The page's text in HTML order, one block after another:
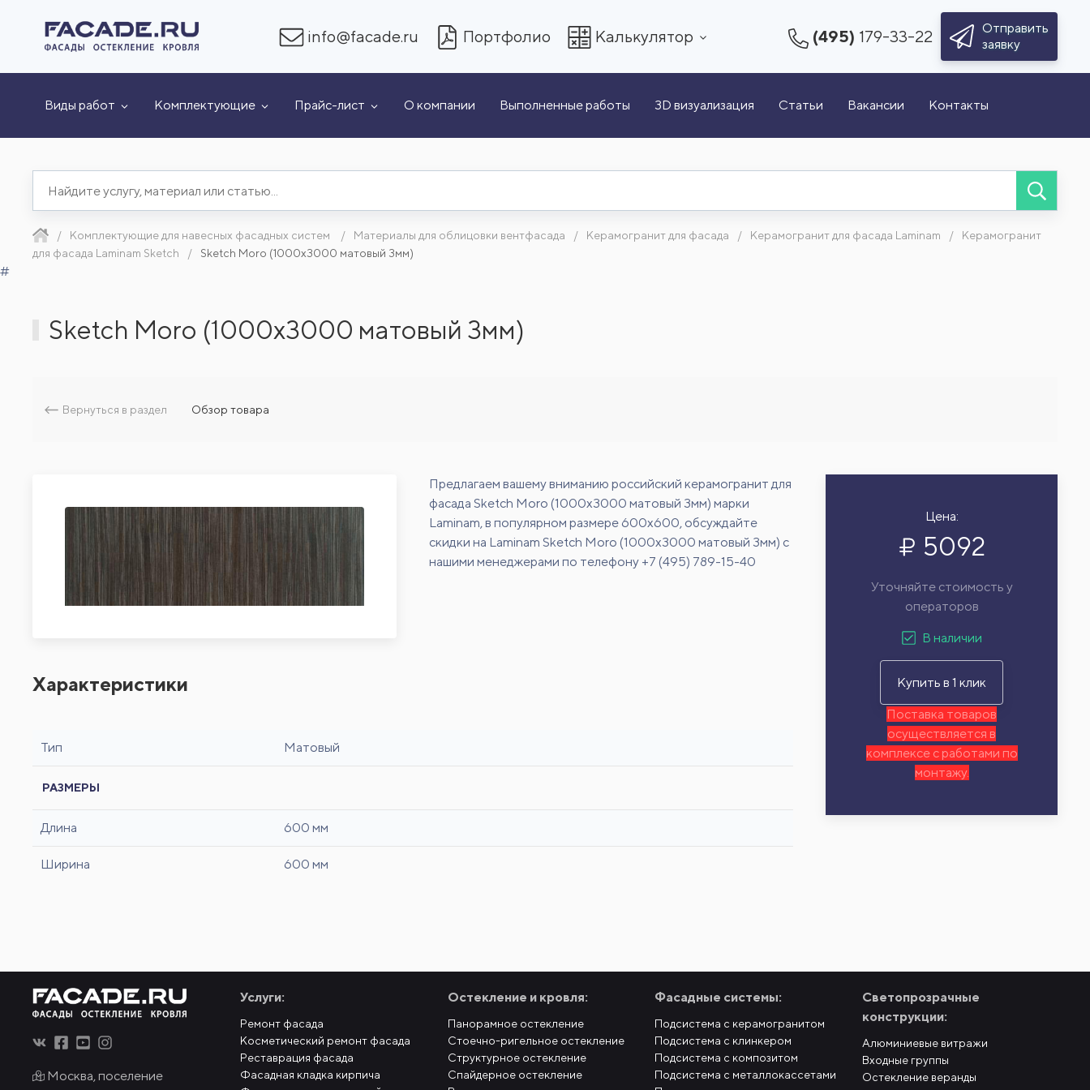
info@facade.ru Портфолио Калькулятор (495) 179-33-22
Отправить
заявку
Виды работ Комплектующие Прайс-лист О компании Выполненные работы 3D визуализация Статьи Вакансии Контакты
Комплектующие для навесных фасадных систем Материалы для облицовки вентфасада Керамогранит для фасада Керамогранит для фасада Laminam
Керамогранит
для фасада Laminam Sketch
Sketch Moro (1000x3000 матовый 3мм)
#
Sketch Moro (1000x3000 матовый 3мм)
Вернуться в раздел Обзор товара
Предлагаем вашему вниманию российский керамогранит для
фасада Sketch Moro (1000x3000 матовый 3мм) марки
Laminam, в популярном размере 600х600, обсуждайте
скидки на Laminam Sketch Moro (1000x3000 матовый 3мм) с
нашими менеджерами по телефону +7 (495) 789-15-40
Характеристики
Тип Матовый
РАЗМЕРЫ
Длина 600 мм
Ширина 600 мм
Цена:
5092
Уточняйте стоимость у
операторов
В наличии
Купить в 1 клик
Поставка товаров
осуществляется в
комплексе с работами по
монтажу.
Москва, поселение
Услуги:
Ремонт фасада
Косметический ремонт фасада
Реставрация фасада
Фасадная кладка кирпича
Остекление и кровля:
Панорамное остекление
Стоечно-ригельное остекление
Структурное остекление
Спайдерное остекление
Фасадные системы:
Подсистема с керамогранитом
Подсистема с клинкером
Подсистема с композитом
Подсистема с металлокассетами
Светопрозрачные
конструкции:
Алюминиевые витражи
Входные группы
Остекление веранды